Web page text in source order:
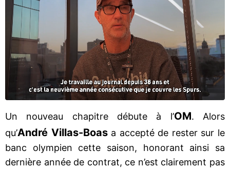
Un nouveau chapitre débute à l’OM. Alors
qu’André Villas-Boasa accepté de rester sur le
banc olympien cette saison, honorant ainsi sa
dernière année de contrat, ce n’est clairement pas